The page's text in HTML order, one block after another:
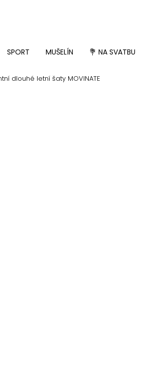
SPORT MUŠELÍN 💐 NA SVATBU
dlouhé letní šaty MOVINATE